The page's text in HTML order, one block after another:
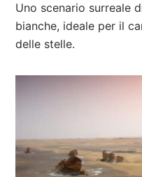
Uno scenario surreale
bianche, ideale per il
delle stelle.